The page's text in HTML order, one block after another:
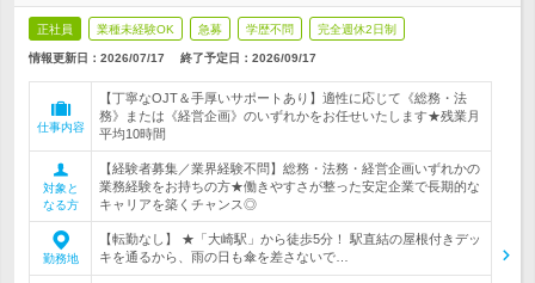
正社員 業種未経験OK 急募 学歴不問 完全週休2日制
情報更新日：2026/07/17 終了予定日： 2026/09/17
仕事内容
【丁寧なOJT＆手厚いサポートあり】適性に応じて《総務・法
務》または《経営企画》のいずれかをお任せいたします★残業月
平均10時間
対象と
なる方
【経験者募集／業界経験不問】総務・法務・経営企画いずれかの
業務経験をお持ちの方★働きやすさが整った安定企業で長期的な
キャリアを築くチャンス◎
勤務地
【転勤なし】 ★「大崎駅」から徒歩5分！ 駅直結の屋根付きデッ
キを通るから、雨の日も傘を差さないで…